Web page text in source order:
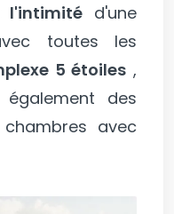
l'intimité d'une
toutes les
5 étoiles ,
des
avec